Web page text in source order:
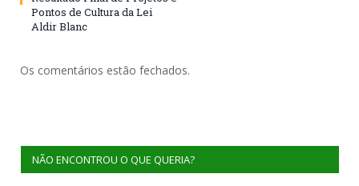
Pontos de Cultura da Lei
Aldir Blanc
Os comentários estão fechados.
NÃO ENCONTROU O QUE QUERIA?